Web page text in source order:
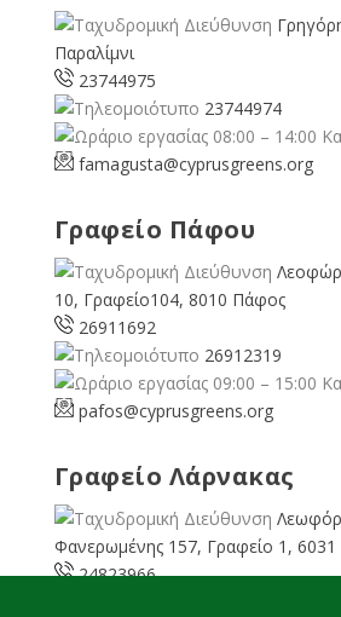
Παραλίμνι
23744975
23744974
08:00 – 14:00
famagusta@cyprusgreens.org
Γραφείο Πάφου
10, Γραφείο104, 8010 Πάφος
26911692
26912319
09:00 – 15:00
pafos@cyprusgreens.org
Γραφείο Λάρνακας
Φανερωμένης 157, Γραφείο 1, 6031
24823966